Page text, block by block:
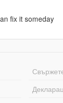
fix it someday